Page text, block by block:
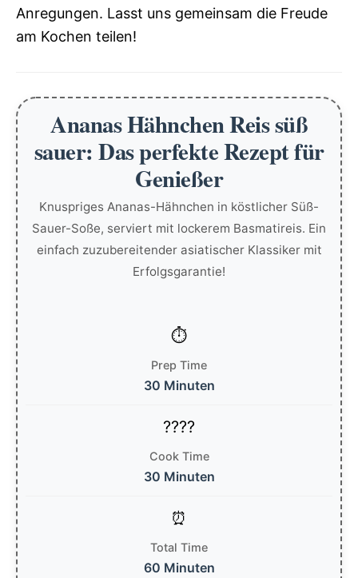
Anregungen. Lasst uns gemeinsam die Freude
am Kochen teilen!
Ananas Hähnchen Reis süß
sauer: Das perfekte Rezept für
Genießer
Knuspriges Ananas-Hähnchen in köstlicher Süß-
Sauer-Soße, serviert mit lockerem Basmatireis. Ein
einfach zuzubereitender asiatischer Klassiker mit
Erfolgsgarantie!
Prep Time
30 Minuten
Cook Time
30 Minuten
Total Time
60 Minuten